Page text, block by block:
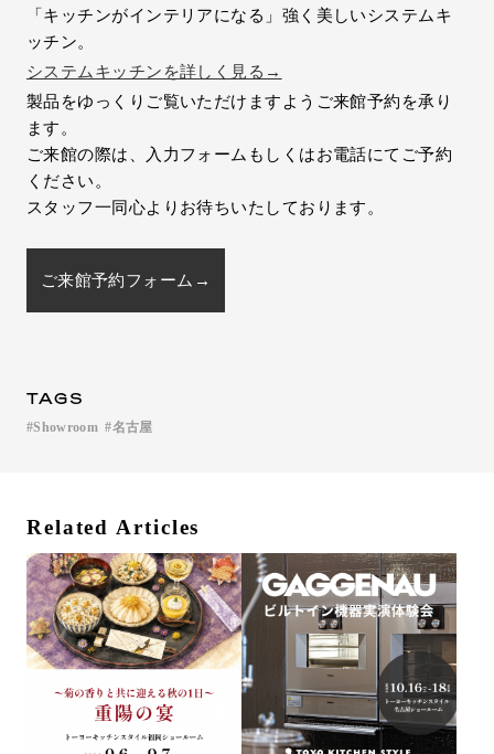
「キッチンがインテリアになる」強く美しいシステムキ
ッチン。
システムキッチンを詳しく見る→
製品をゆっくりご覧いただけますようご来館予約を承り
ます。
ご来館の際は、入力フォームもしくはお電話にてご予約
ください。
スタッフ一同心よりお待ちいたしております。
ご来館予約フォーム→
TAGS
Showroom 名古屋
Related Articles